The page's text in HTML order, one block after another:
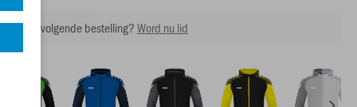
op je volgende bestelling?Word nu lid